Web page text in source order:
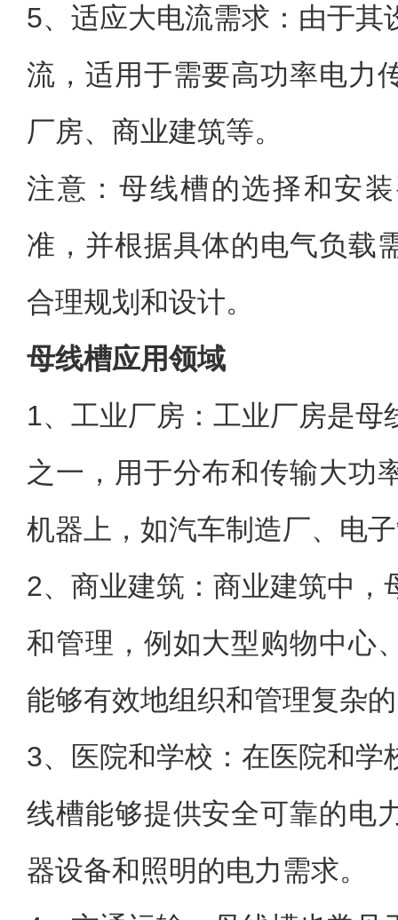
5、适应大电流需求：由于其
流，适用于需要高功率电力
厂房、商业建筑等。
注意：母线槽的选择和安
准，并根据具体的电气负载
合理规划和设计。
母线槽应用领域
1、工业厂房：工业厂房是母
之一，用于分布和传输大功
机器上，如汽车制造厂、电
2、商业建筑：商业建筑中，
和管理，例如大型购物中心
能够有效地组织和管理复杂
3、医院和学校：在医院和学
线槽能够提供安全可靠的电
器设备和照明的电力需求。